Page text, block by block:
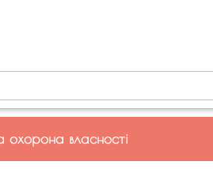
охорона власності